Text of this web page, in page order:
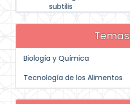
subtilis
Temas
Biología y Química
Tecnología de los Alimentos